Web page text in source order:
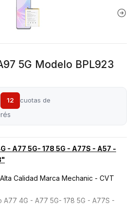
5G Modelo BPL923
12 cuotas de
- A77 5G- 178 5G - A77S - A57 -
Calidad Marca Mechanic - CVT
A77 4G - A77 5G- 178 5G - A77S -